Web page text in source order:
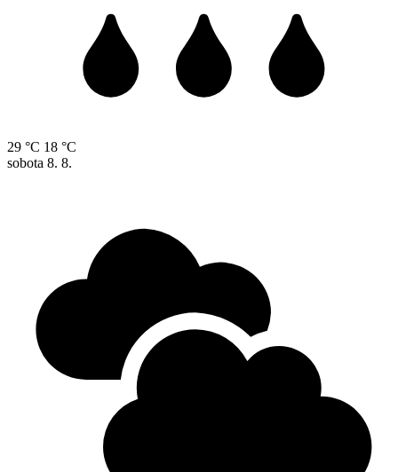
29 °C 18 °C
sobota 8. 8.